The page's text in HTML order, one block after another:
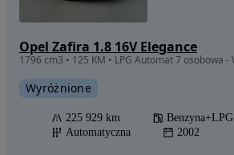
Opel Zafira 1.8 16V Elegance
Wyróżnione
225 929 km
Benzyna+LPG
Automatyczna
2002